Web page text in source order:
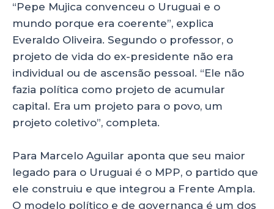
“Pepe Mujica convenceu o Uruguai e o
mundo porque era coerente”, explica
Everaldo Oliveira. Segundo o professor, o
projeto de vida do ex-presidente não era
individual ou de ascensão pessoal. “Ele não
fazia política como projeto de acumular
capital. Era um projeto para o povo, um
projeto coletivo”, completa.
Para Marcelo Aguilar aponta que seu maior
legado para o Uruguai é o MPP, o partido que
ele construiu e que integrou a Frente Ampla.
O modelo político e de governança é um dos